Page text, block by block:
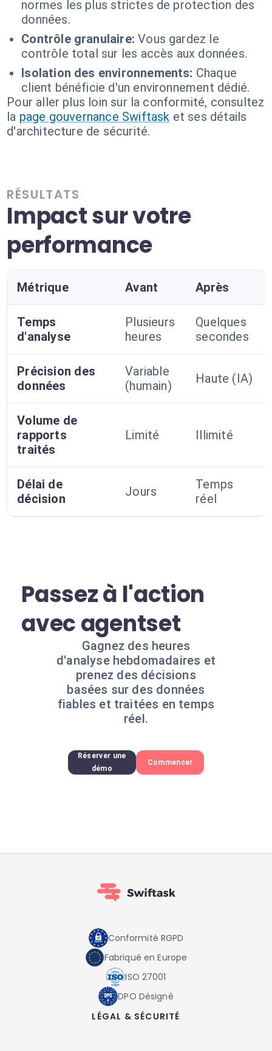
normes les plus strictes de protection des
données.
Contrôle granulaire: Vous gardez le
contrôle total sur les accès aux données.
Isolation des environnements: Chaque
client bénéficie d'un environnement dédié.
Pour aller plus loin sur la conformité, consultez
la page gouvernance Swiftask et ses détails
d'architecture de sécurité.
RÉSULTATS
Impact sur votre
performance
Métrique Avant Après
Temps
d'analyse
Plusieurs
heures
Quelques
secondes
Précision des
données
Variable
(humain)
Haute (IA)
Volume de
rapports
traités
Limité Illimité
Délai de
décision
Jours
Temps
réel
Passez à l'action
avec agentset
Gagnez des heures
d'analyse hebdomadaires et
prenez des décisions
basées sur des données
fiables et traitées en temps
réel.
Réserver une
démo
Commencer
Conformité RGPD
Fabriqué en Europe
ISO 27001
DPO Désigné
LÉGAL & SÉCURITÉ